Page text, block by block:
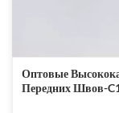
Оптовые
Передних Швов-